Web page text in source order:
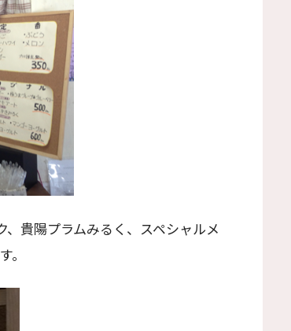
貴陽プラムみるく、スペシャルメ
。